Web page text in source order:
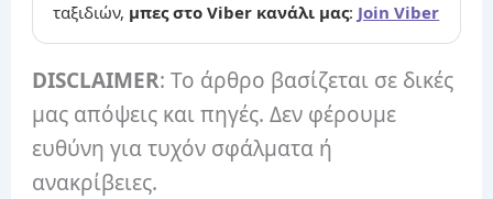
ταξιδιών, μπες στο Viber κανάλι μας: Join Viber
DISCLAIMER: Το άρθρο βασίζεται σε δικές
μας απόψεις και πηγές. Δεν φέρουμε
ευθύνη για τυχόν σφάλματα ή
ανακρίβειες.